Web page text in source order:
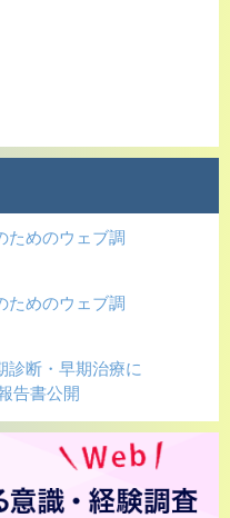
ためのウェブ調
ためのウェブ調
診断・早期治療に
告書公開